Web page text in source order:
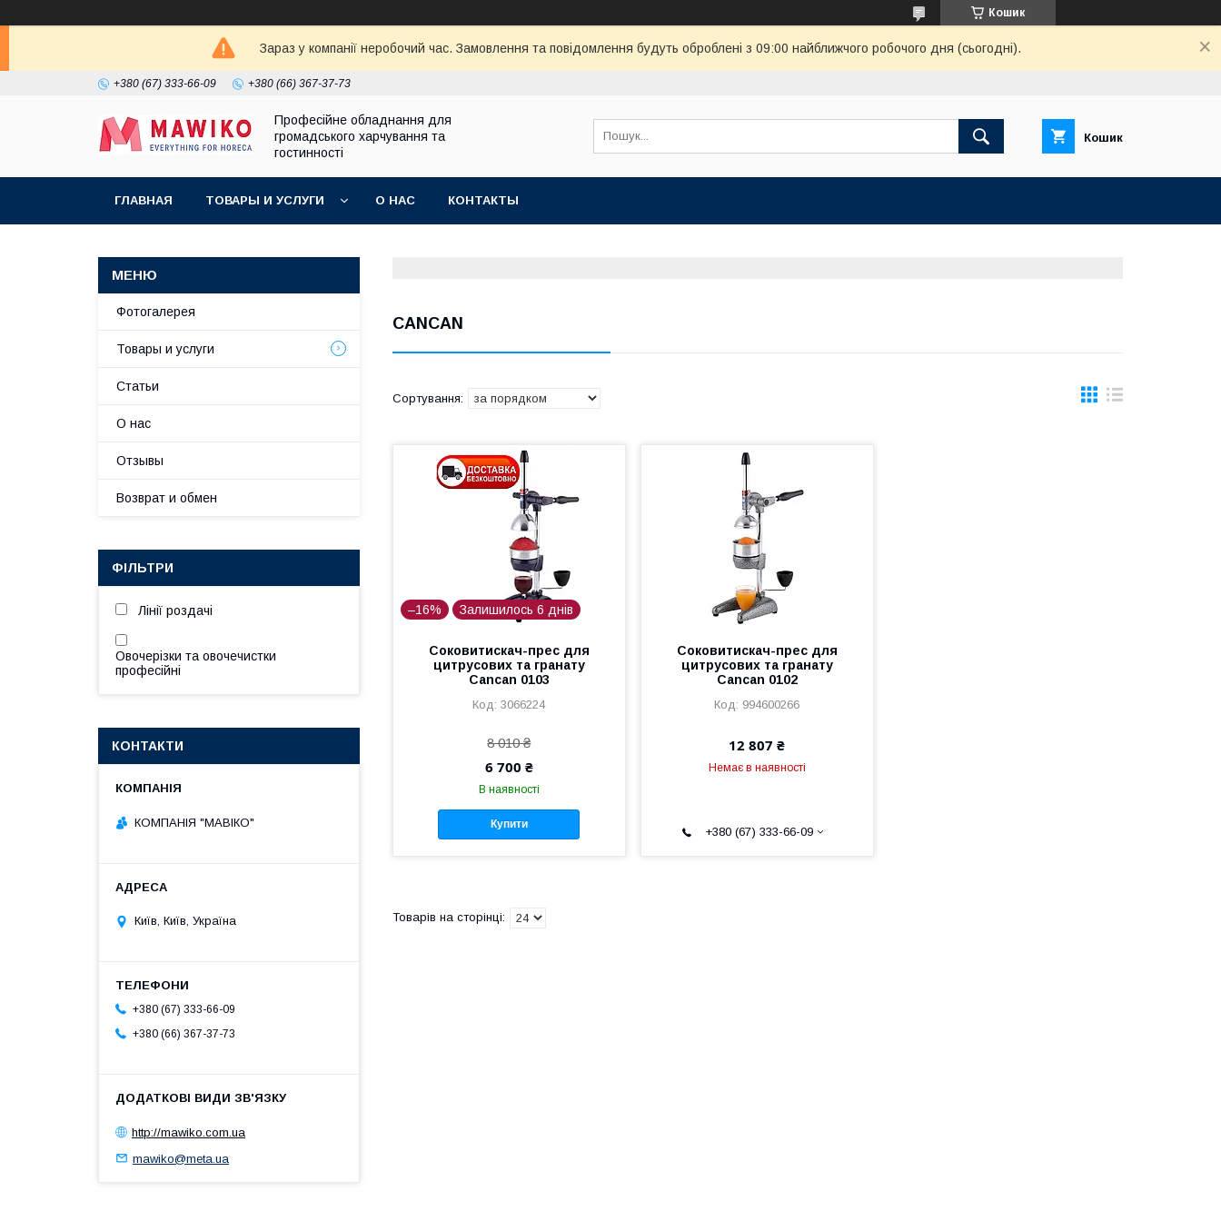
Кошик
Зараз у компанії неробочий час. Замовлення та повідомлення будуть оброблені з 09:00 найближчого робочого дня (сьогодні).
+380 (67) 333-66-09 +380 (66) 367-37-73
Професійне обладнання для
громадського харчування та
гостинності
Кошик
ГЛАВНАЯ ТОВАРЫ И УСЛУГИ О НАС КОНТАКТЫ
CANCAN
–16% Залишилось 6 днів
Соковитискач-прес для
цитрусових та гранату
Cancan 0103
3066224
8 010 ₴
6 700 ₴
В наявності
Купити
Соковитискач-прес для
цитрусових та гранату
Cancan 0102
994600266
12 807 ₴
Немає в наявності
+380 (67) 333-66-09
Фотогалерея
Товары и услуги
Статьи
О нас
Отзывы
Возврат и обмен
ФІЛЬТРИ
Лінії роздачі
Овочерізки та овочечистки
професійні
КОНТАКТИ
КОМПАНІЯ "МАВІКО"
Київ, Київ, Україна
+380 (67) 333-66-09
+380 (66) 367-37-73
http://mawiko.com.ua
mawiko@meta.ua